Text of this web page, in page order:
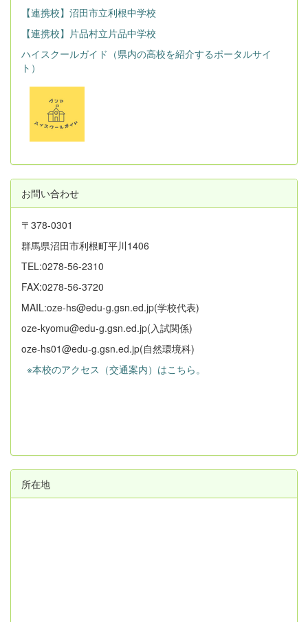
【連携校】沼田市立利根中学校
【連携校】片品村立片品中学校
ハイスクールガイド（県内の高校を紹介するポータルサイ
ト）
お問い合わせ
〒378-0301
群馬県沼田市利根町平川1406
TEL:0278-56-2310
FAX:0278-56-3720
MAIL:oze-hs@edu-g.gsn.ed.jp(学校代表)
oze-kyomu@edu-g.gsn.ed.jp(入試関係)
oze-hs01@edu-g.gsn.ed.jp(自然環境科)
※本校のアクセス（交通案内）はこちら。
所在地